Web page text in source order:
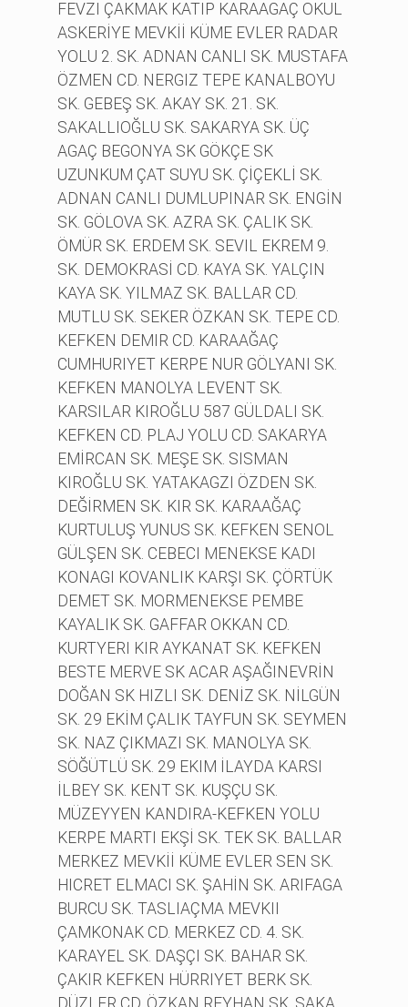
FEVZI ÇAKMAK KATIP KARAAGAÇ OKUL
ASKERİYE MEVKİİ KÜME EVLER RADAR
YOLU 2. SK. ADNAN CANLI SK. MUSTAFA
ÖZMEN CD. NERGIZ TEPE KANALBOYU
SK. GEBEŞ SK. AKAY SK. 21. SK.
SAKALLIOĞLU SK. SAKARYA SK. ÜÇ
AGAÇ BEGONYA SK GÖKÇE SK
UZUNKUM ÇAT SUYU SK. ÇİÇEKLİ SK.
ADNAN CANLI DUMLUPINAR SK. ENGİN
SK. GÖLOVA SK. AZRA SK. ÇALIK SK.
ÖMÜR SK. ERDEM SK. SEVIL EKREM 9.
SK. DEMOKRASİ CD. KAYA SK. YALÇIN
KAYA SK. YILMAZ SK. BALLAR CD.
MUTLU SK. SEKER ÖZKAN SK. TEPE CD.
KEFKEN DEMIR CD. KARAAĞAÇ
CUMHURIYET KERPE NUR GÖLYANI SK.
KEFKEN MANOLYA LEVENT SK.
KARSILAR KIROĞLU 587 GÜLDALI SK.
KEFKEN CD. PLAJ YOLU CD. SAKARYA
EMİRCAN SK. MEŞE SK. SISMAN
KIROĞLU SK. YATAKAGZI ÖZDEN SK.
DEĞİRMEN SK. KIR SK. KARAAĞAÇ
KURTULUŞ YUNUS SK. KEFKEN SENOL
GÜLŞEN SK. CEBECI MENEKSE KADI
KONAGI KOVANLIK KARŞI SK. ÇÖRTÜK
DEMET SK. MORMENEKSE PEMBE
KAYALIK SK. GAFFAR OKKAN CD.
KURTYERI KIR AYKANAT SK. KEFKEN
BESTE MERVE SK ACAR AŞAĞINEVRİN
DOĞAN SK HIZLI SK. DENİZ SK. NİLGÜN
SK. 29 EKİM ÇALIK TAYFUN SK. SEYMEN
SK. NAZ ÇIKMAZI SK. MANOLYA SK.
SÖĞÜTLÜ SK. 29 EKIM İLAYDA KARSI
İLBEY SK. KENT SK. KUŞÇU SK.
MÜZEYYEN KANDIRA-KEFKEN YOLU
KERPE MARTI EKŞİ SK. TEK SK. BALLAR
MERKEZ MEVKİİ KÜME EVLER SEN SK.
HICRET ELMACI SK. ŞAHİN SK. ARIFAGA
BURCU SK. TASLIAÇMA MEVKII
ÇAMKONAK CD. MERKEZ CD. 4. SK.
KARAYEL SK. DAŞÇI SK. BAHAR SK.
ÇAKIR KEFKEN HÜRRIYET BERK SK.
DÜZLER CD. ÖZKAN REYHAN SK. SAKA